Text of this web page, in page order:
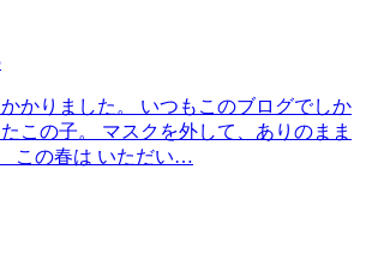
かりました。 いつもこのブログでしか
この子。 マスクを外して、ありのまま
この春は いただい…